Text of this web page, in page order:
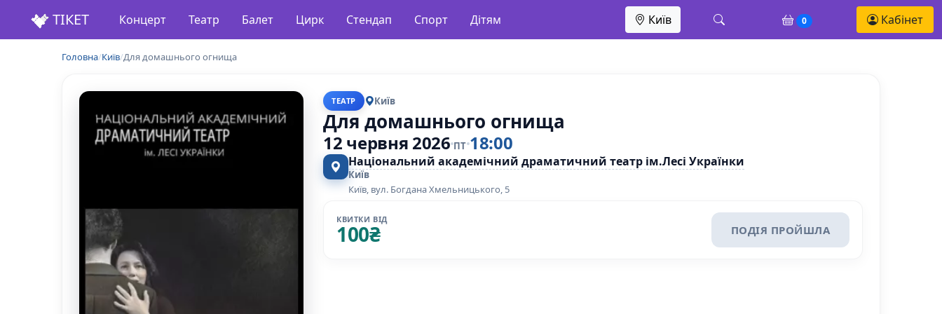
ТІКЕТ Концерт Театр Балет Цирк Стендап Спорт Дітям Київ 0 Кабінет
Головна/Київ/Для домашнього огнища
ТЕАТР Київ
Для домашнього огнища
12 червня 2026 ПТ 18:00
Національний академічний драматичний театр ім.Лесі Українки
Київ
Київ, вул. Богдана Хмельницького, 5
КВИТКИ ВІД
100₴ ПОДІЯ ПРОЙШЛА